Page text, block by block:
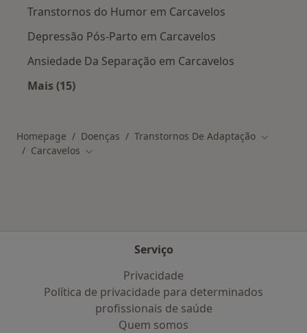
Transtornos do Humor em Carcavelos
Depressão Pós-Parto em Carcavelos
Ansiedade Da Separação em Carcavelos
Mais (15)
Homepage Doenças Transtornos De Adaptação Mudar
Carcavelos Mudar de cidade
Serviço
Privacidade
Política de privacidade para determinados
profissionais de saúde
Quem somos